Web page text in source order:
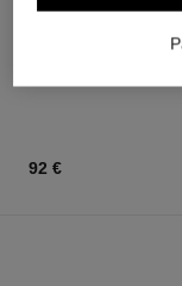
Réf. 121270
AJOUTER AU
92 €